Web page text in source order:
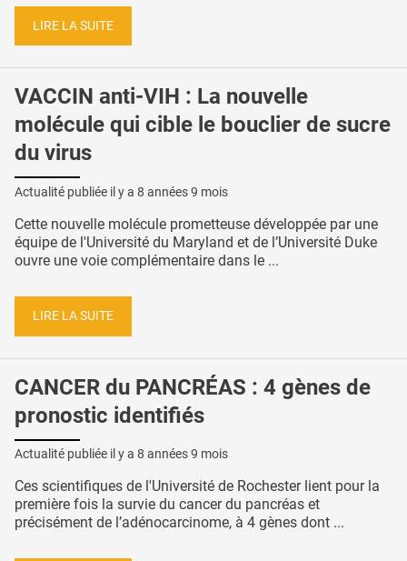
LIRE LA SUITE
VACCIN anti-VIH : La nouvelle
molécule qui cible le bouclier de sucre
du virus
Actualité publiée il y a 8 années 9 mois
Cette nouvelle molécule prometteuse développée par une
équipe de l'Université du Maryland et de l’Université Duke
ouvre une voie complémentaire dans le ...
LIRE LA SUITE
CANCER du PANCRÉAS : 4 gènes de
pronostic identifiés
Actualité publiée il y a 8 années 9 mois
Ces scientifiques de l'Université de Rochester lient pour la
première fois la survie du cancer du pancréas et
précisément de l’adénocarcinome, à 4 gènes dont ...